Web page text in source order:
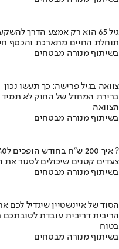
גיל 65 הוא רק אמצע הדרך להשקעה
תוחלת החיים מתארכת והכסף
בשיתוף מנורה מבטחים
צוואה בגיל פרישה: כך תעשו נכון
ברירת המחדל של החוק לא
הצוואה
בשיתוף מנורה מבטחים
איך 200 ש"ח בחודש הופכים ל140 אלף ?
צעדים קטנים שיכולים לסגור את
בשיתוף מנורה מבטחים
הסוד של איינשטיין שיגדיל לכם
הריבית דריבית עובדת
בטוח
בשיתוף מנורה מבטחים